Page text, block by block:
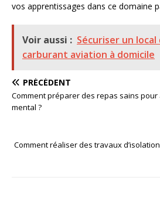
vos apprentissages dans ce domaine
Voir aussi : Sécuriser un
carburant aviation à domicile
PRÉCÉDENT
Comment préparer des repas sains
mental ?
Comment réaliser des travaux